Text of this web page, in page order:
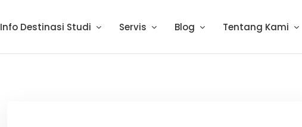
Info Destinasi Studi Servis Blog Tentang Kami